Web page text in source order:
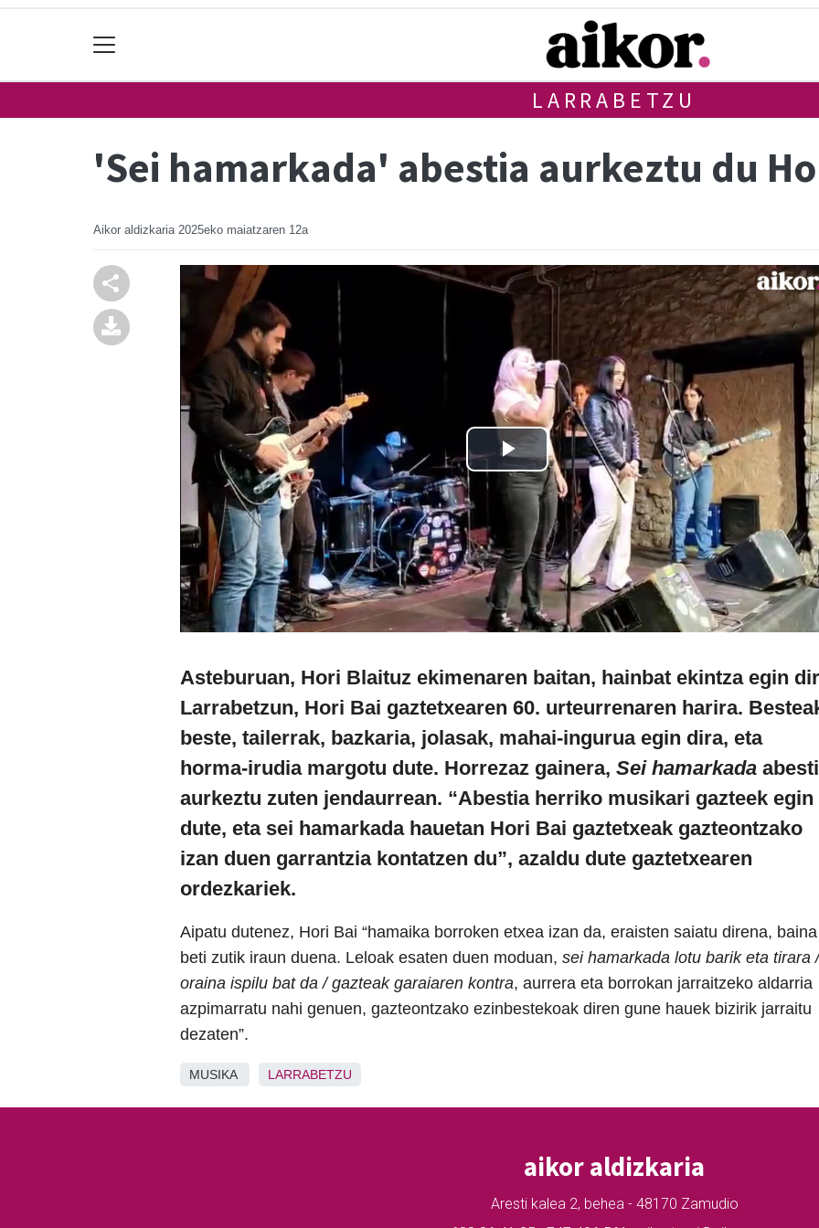
LARRABETZU
'Sei hamarkada' abestia aurkeztu du
Aikor aldizkaria 2025eko maiatzaren 12a
Asteburuan, Hori Blaituz ekimenaren baitan, hainbat ekintza egin
Larrabetzun, Hori Bai gaztetxearen 60. urteurrenaren harira.
beste, tailerrak, bazkaria, jolasak, mahai-ingurua egin dira, eta
horma-irudia margotu dute. Horrezaz gainera, Sei hamarkada
aurkeztu zuten jendaurrean. “Abestia herriko musikari gazteek egin
dute, eta sei hamarkada hauetan Hori Bai gaztetxeak gazteontzako
izan duen garrantzia kontatzen du”, azaldu dute gaztetxearen
ordezkariek.
Aipatu dutenez, Hori Bai “hamaika borroken etxea izan da, eraisten saiatu direna, baina
beti zutik iraun duena. Leloak esaten duen moduan, sei hamarkada lotu barik eta tirara /
oraina ispilu bat da / gazteak garaiaren kontra, aurrera eta borrokan jarraitzeko aldarria
azpimarratu nahi genuen, gazteontzako ezinbestekoak diren gune hauek bizirik jarraitu
dezaten”.
MUSIKA LARRABETZU
aikor aldizkaria
Aresti kalea 2, behea - 48170 Zamudio